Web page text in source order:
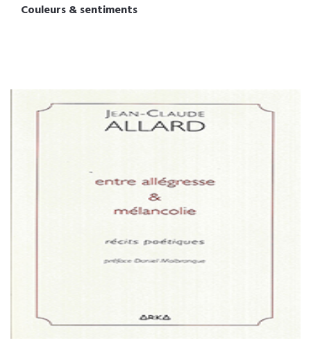
Couleurs & sentiments